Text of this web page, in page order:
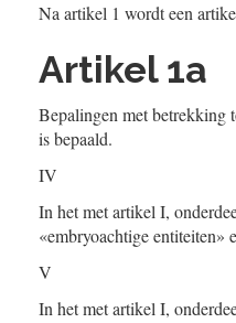
Na artikel 1 wordt een
Artikel 1a
Bepalingen met betrekking
is bepaald.
IV
In het met artikel I,
«embryoachtige entiteiten»
V
In het met artikel I,